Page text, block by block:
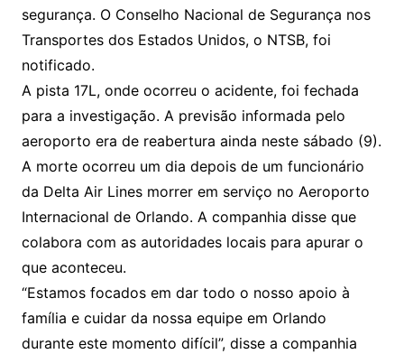
segurança. O Conselho Nacional de Segurança nos
Transportes dos Estados Unidos, o NTSB, foi
notificado.
A pista 17L, onde ocorreu o acidente, foi fechada
para a investigação. A previsão informada pelo
aeroporto era de reabertura ainda neste sábado (9).
A morte ocorreu um dia depois de um funcionário
da Delta Air Lines morrer em serviço no Aeroporto
Internacional de Orlando. A companhia disse que
colabora com as autoridades locais para apurar o
que aconteceu.
“Estamos focados em dar todo o nosso apoio à
família e cuidar da nossa equipe em Orlando
durante este momento difícil”, disse a companhia